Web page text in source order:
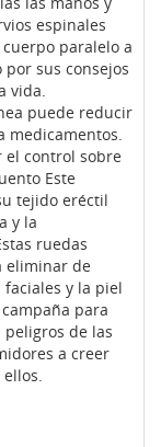
espinales
paralelo a
sus consejos
vida.
puede reducir
el control sobre
Este
tejido eréctil
y la
ruedas
eliminar de
y la piel
para
de las
a creer